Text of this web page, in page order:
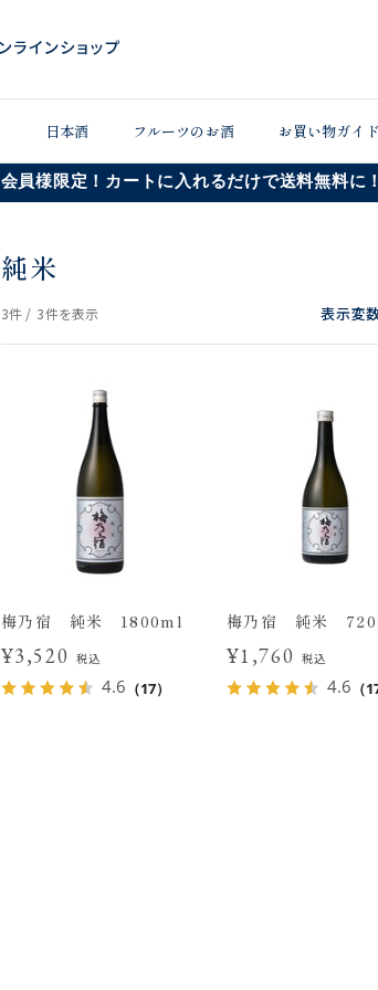
日本酒 フルーツのお酒 お買い物ガイド
会員様限定！カートに入れるだけで送料無料に
純米
3件 / 3件を表示 表示変
梅乃宿 純米 1800ml
¥3,520 税込
4.6 （17）
梅乃宿 純米
¥1,760 税込
4.6 （